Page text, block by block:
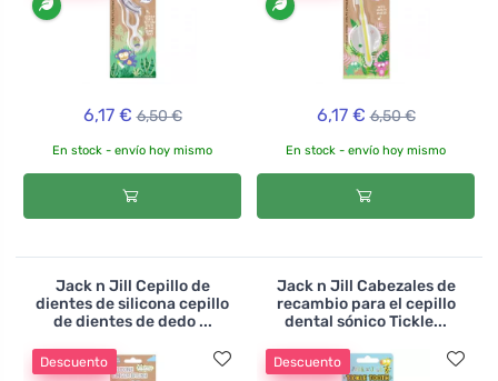
6,17 € 6,50 €
En stock - envío hoy mismo
6,17 € 6,50 €
En stock - envío hoy mismo
Jack n Jill Cepillo de
dientes de silicona cepillo
de dientes de dedo ...
Descuento
Jack n Jill Cabezales de
recambio para el cepillo
dental sónico Tickle...
Descuento